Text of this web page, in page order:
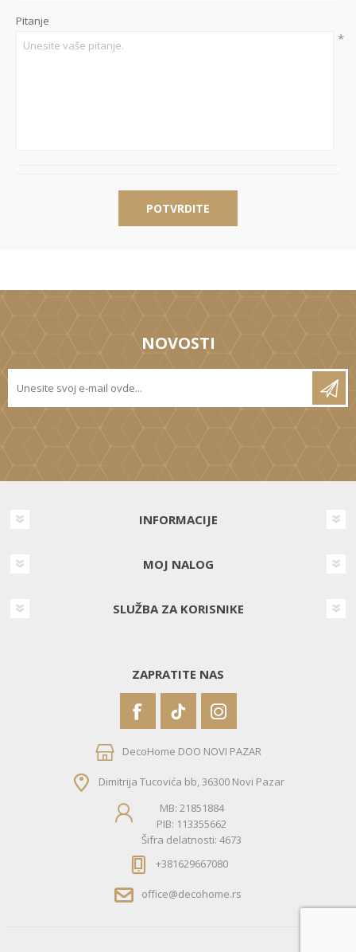
Pitanje
*
POTVRDITE
NOVOSTI
INFORMACIJE
MOJ NALOG
SLUŽBA ZA KORISNIKE
ZAPRATITE NAS
DecoHome DOO NOVI PAZAR
Dimitrija Tucovića bb, 36300 Novi Pazar
MB: 21851884
PIB: 113355662
Šifra delatnosti: 4673
+381629667080
office@decohome.rs